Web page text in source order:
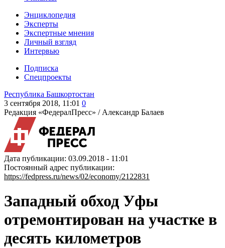
Энциклопедия
Эксперты
Экспертные мнения
Личный взгляд
Интервью
Подписка
Спецпроекты
Республика Башкортостан
3 сентября 2018, 11:01 0
Редакция «ФедералПресс» / Александр Балаев
Дата публикации: 03.09.2018 - 11:01
Постоянный адрес публикации:
https://fedpress.ru/news/02/economy/2122831
Западный обход Уфы
отремонтирован на участке в
десять километров